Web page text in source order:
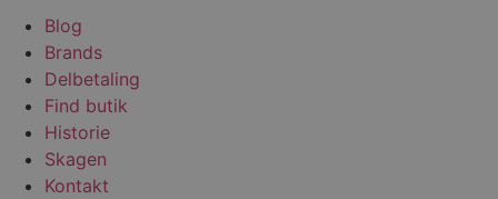
Blog
Brands
Delbetaling
Find butik
Historie
Skagen
Kontakt
wc_cart_hash_[abcdef0123456789]{32}